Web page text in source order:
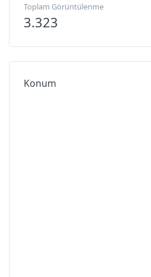
Toplam Görüntülenme
3.323
Konum